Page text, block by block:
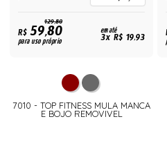
129,80
R$59,80
para uso próprio
em até
3x R$ 19,93
7010 - TOP FITNESS MULA MANCA
E BOJO REMOVIVEL